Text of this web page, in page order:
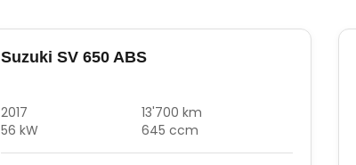
Suzuki SV 650 ABS
2017
13'700 km
56 kW
645 ccm